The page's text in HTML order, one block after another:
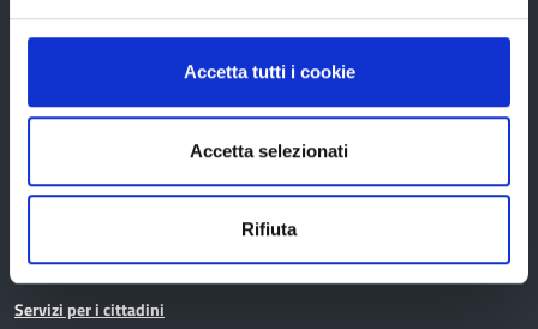
Accetta tutti i cookie
Accetta selezionati
Rifiuta
Noi Contro le Mafie
Osservatori e statistiche
Pari opportunità
Pianificazione territoriale
Polizia provinciale
Relazioni internazionali
Servizi per i cittadini